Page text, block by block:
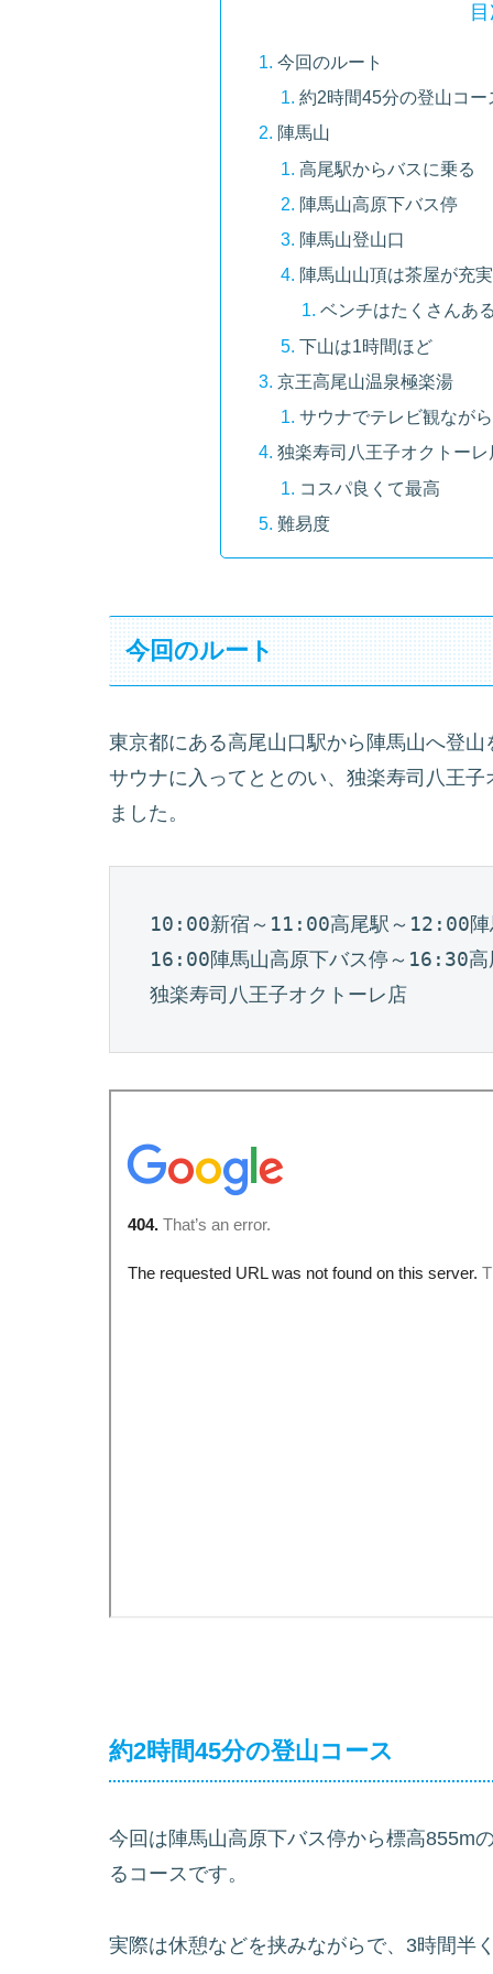
今回のルート
約2時間45分の登山コー
陣馬山
高尾駅からバスに乗る
陣馬山高原下バス停
陣馬山登山口
陣馬山山頂は茶屋が充
ベンチはたくさんあ
下山は1時間ほど
京王高尾山温泉極楽湯
サウナでテレビ観なが
独楽寿司八王子オクトーレ
コスパ良くて最高
難易度
今回のルート
東京都にある高尾山口駅から陣馬山へ登
サウナに入ってととのい、独楽寿司八王
ました。
10:00新宿～11:00高尾駅～12:00陣
16:00陣馬山高原下バス停～16:30
独楽寿司八王子オクトーレ店
約2時間45分の登山コース
今回は陣馬山高原下バス停から標高855m
るコースです。
実際は休憩などを挟みながらで、3時間半